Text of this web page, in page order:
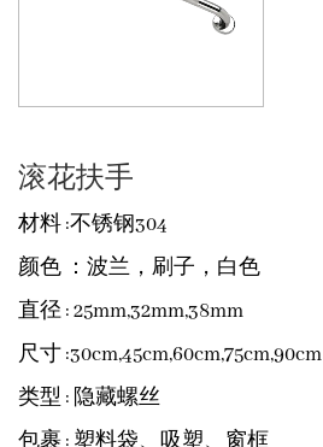
滚花扶手
材料:不锈钢304
颜色 ：波兰，刷子，白色
直径: 25mm,32mm,38mm
尺寸:30cm,45cm,60cm,75cm,90cm
类型 : 隐藏螺丝
包裹: 塑料袋、吸塑、窗框